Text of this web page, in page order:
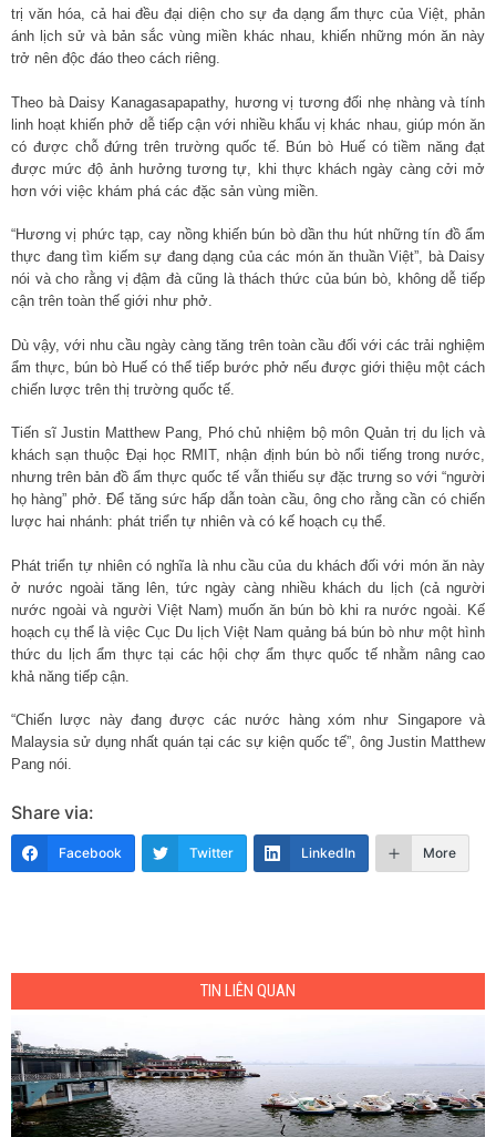
trị văn hóa, cả hai đều đại diện cho sự đa dạng ẩm thực của Việt, phản
ánh lịch sử và bản sắc vùng miền khác nhau, khiến những món ăn này
trở nên độc đáo theo cách riêng.
Theo bà Daisy Kanagasapapathy, hương vị tương đối nhẹ nhàng và tính
linh hoạt khiến phở dễ tiếp cận với nhiều khẩu vị khác nhau, giúp món ăn
có được chỗ đứng trên trường quốc tế. Bún bò Huế có tiềm năng đạt
được mức độ ảnh hưởng tương tự, khi thực khách ngày càng cởi mở
hơn với việc khám phá các đặc sản vùng miền.
“Hương vị phức tạp, cay nồng khiến bún bò dần thu hút những tín đồ ẩm
thực đang tìm kiếm sự đang dạng của các món ăn thuần Việt”, bà Daisy
nói và cho rằng vị đậm đà cũng là thách thức của bún bò, không dễ tiếp
cận trên toàn thế giới như phở.
Dù vậy, với nhu cầu ngày càng tăng trên toàn cầu đối với các trải nghiệm
ẩm thực, bún bò Huế có thể tiếp bước phở nếu được giới thiệu một cách
chiến lược trên thị trường quốc tế.
Tiến sĩ Justin Matthew Pang, Phó chủ nhiệm bộ môn Quản trị du lịch và
khách sạn thuộc Đại học RMIT, nhận định bún bò nổi tiếng trong nước,
nhưng trên bản đồ ẩm thực quốc tế vẫn thiếu sự đặc trưng so với “người
họ hàng” phở. Để tăng sức hấp dẫn toàn cầu, ông cho rằng cần có chiến
lược hai nhánh: phát triển tự nhiên và có kế hoạch cụ thể.
Phát triển tự nhiên có nghĩa là nhu cầu của du khách đối với món ăn này
ở nước ngoài tăng lên, tức ngày càng nhiều khách du lịch (cả người
nước ngoài và người Việt Nam) muốn ăn bún bò khi ra nước ngoài. Kế
hoạch cụ thể là việc Cục Du lịch Việt Nam quảng bá bún bò như một hình
thức du lịch ẩm thực tại các hội chợ ẩm thực quốc tế nhằm nâng cao
khả năng tiếp cận.
“Chiến lược này đang được các nước hàng xóm như Singapore và
Malaysia sử dụng nhất quán tại các sự kiện quốc tế”, ông Justin Matthew
Pang nói.
Share via:
Facebook Twitter LinkedIn More
TIN LIÊN QUAN